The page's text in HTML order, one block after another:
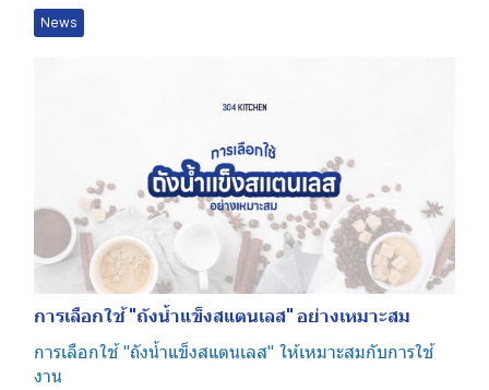
News
การเลือกใช้ "ถังน้ำแข็งสแตนเลส" อย่างเหมาะสม
การเลือกใช้ "ถังน้ำแข็งสแตนเลส" ให้เหมาะสมกับการใช้
งาน